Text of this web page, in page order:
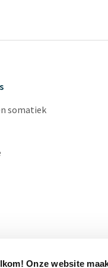
Onze website
somatiek